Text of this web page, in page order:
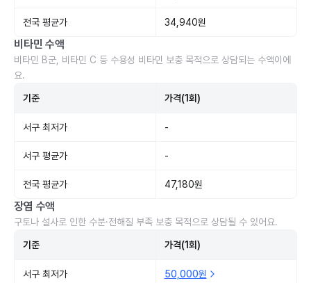
전국 평균가 34,940원
비타민 수액
비타민 B군, 비타민 C 등 수용성 비타민 보충 목적으로 상담되는 수액이에
요.
기준 가격(1회)
서구 최저가 -
서구 평균가 -
전국 평균가 47,180원
장염 수액
구토나 설사로 인한 수분·전해질 부족 보충 목적으로 상담될 수 있어요.
기준 가격(1회)
서구 최저가 50,000원